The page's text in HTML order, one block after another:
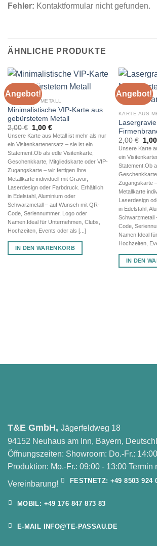
Fehler: Kontaktformular nicht gefunden.
ÄHNLICHE PRODUKTE
Angebot!
KARTE AUS METALL
Minimalistische VIP-Karte aus
gebürstetem Metall
2,00€
Ursprünglicher
Preis
war:
2,00 €
1,00 €Aktueller
Preis
1,00 €.
Unsere Karte aus Metall ist mehr als nur
ein Visitenkartenersatz – sie ist ein
Statement.Ob als edle Visitenkarte,
Geschenkkarte, Mitgliedskarte oder VIP-
Zugangskarte – wir fertigen Ihre
Metallkarte individuell mit Gravur,
Laserdesign oder Farbdruck. Erhältlich
in Edelstahl, Aluminium oder
Schwarzmetall – auf Wunsch mit QR-
Code, Seriennummer, Logo oder
Namen.Ideal für Unternehmen, Clubs,
Hochzeiten, Events oder als [...]
IN DEN WARENKORB
Angebot!
KARTE AUS
2,00€
war:
1,00
Unsere Karte
ein
Statement.Ob
Zugangskarte
Metallkarte
Laserdesign
in Edelstahl,
Schwarzmetall
Code,
Namen.Ideal
Hochzeiten,
IN DEN
T&E GmbH, Jägerfeldweg 18
94152 Neuhaus am Inn, Bayern,
Öffnungszeiten: Showroom: Do.-Fr.:
Produktion: Mo.-Fr.: 09:00 - 13:00 Termin
Vereinbarung!
FESTNETZ: +49 8503 924
MOBIL: +49 176 847 873 83
E-MAIL INFO@TE-PASSAU.DE